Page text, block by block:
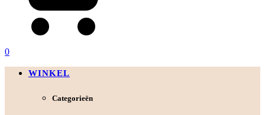
0
WINKEL
Categorieën